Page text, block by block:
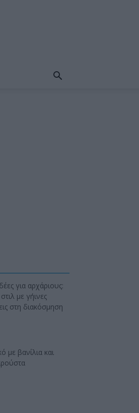
για αρχάριους:
με γήινες
στη διακόσμηση
με βανίλια και